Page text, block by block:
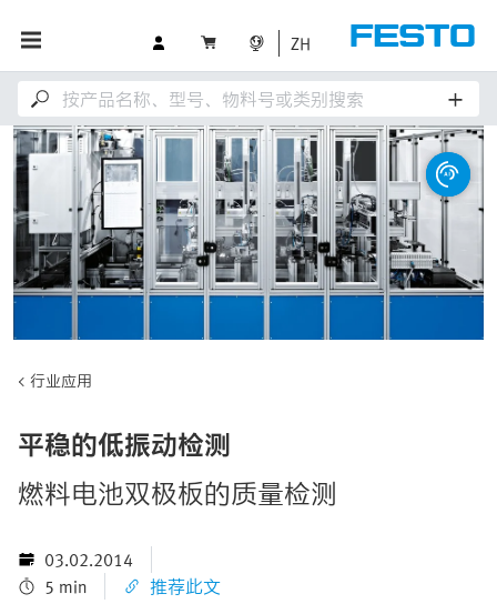
ZH
行业应用
平稳的低振动检测
燃料电池双极板的质量检测
03.02.2014
5 min
推荐此文